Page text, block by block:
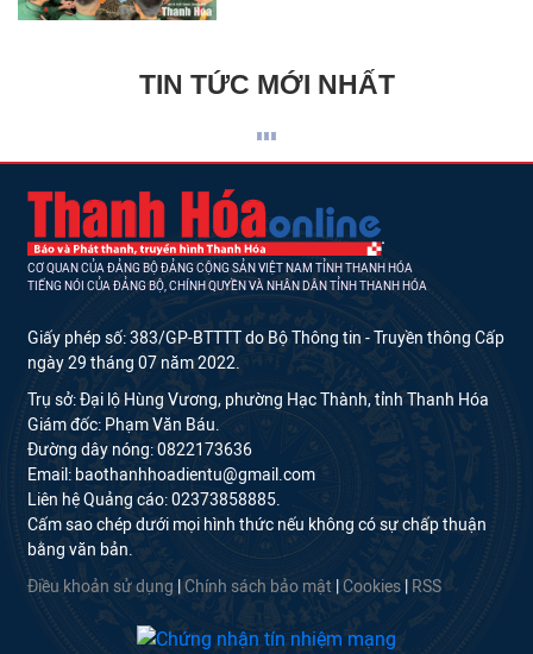
TIN TỨC MỚI NHẤT
CƠ QUAN CỦA ĐẢNG BỘ ĐẢNG CỘNG SẢN VIỆT NAM TỈNH THANH HÓA
TIẾNG NÓI CỦA ĐẢNG BỘ, CHÍNH QUYỀN VÀ NHÂN DÂN TỈNH THANH HÓA
Giấy phép số: 383/GP-BTTTT do Bộ Thông tin - Truyền thông Cấp
ngày 29 tháng 07 năm 2022.
Trụ sở: Đại lộ Hùng Vương, phường Hạc Thành, tỉnh Thanh Hóa
Giám đốc: Phạm Văn Báu.
Đường dây nóng: 0822173636
Email: baothanhhoadientu@gmail.com
Liên hệ Quảng cáo: 02373858885.
Cấm sao chép dưới mọi hình thức nếu không có sự chấp thuận
bằng văn bản.
Điều khoản sử dụng Chính sách bảo mật Cookies RSS